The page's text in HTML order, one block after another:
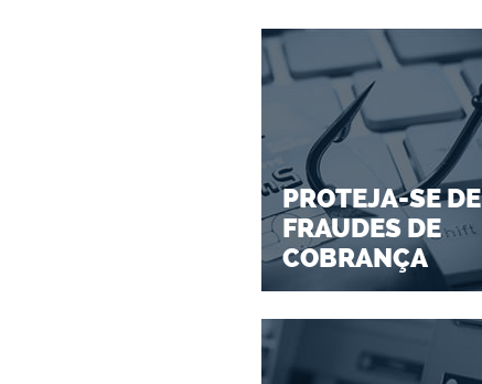
PROTEJA-SE DE
FRAUDES DE
COBRANÇA